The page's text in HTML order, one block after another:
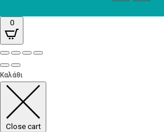
0
Καλάθι
Close cart